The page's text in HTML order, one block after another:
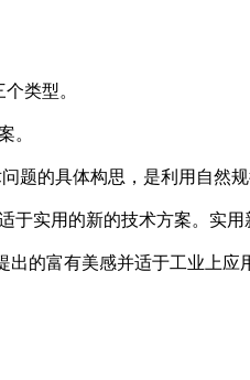
类型。
。
的具体构思，是利用自然
实用的新的技术方案。实
的富有美感并适于工业上应